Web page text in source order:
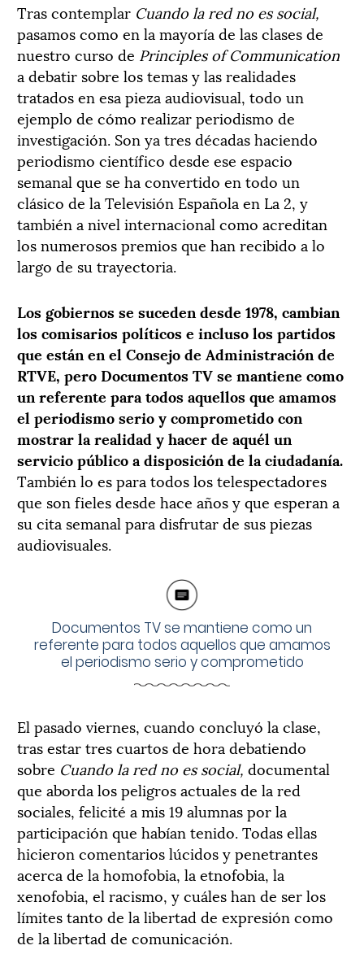
Tras contemplar Cuando la red no es social,
pasamos como en la mayoría de las clases de
nuestro curso de Principles of Communication
a debatir sobre los temas y las realidades
tratados en esa pieza audiovisual, todo un
ejemplo de cómo realizar periodismo de
investigación. Son ya tres décadas haciendo
periodismo científico desde ese espacio
semanal que se ha convertido en todo un
clásico de la Televisión Española en La 2, y
también a nivel internacional como acreditan
los numerosos premios que han recibido a lo
largo de su trayectoria.
Los gobiernos se suceden desde 1978, cambian
los comisarios políticos e incluso los partidos
que están en el Consejo de Administración de
RTVE, pero Documentos TV se mantiene como
un referente para todos aquellos que amamos
el periodismo serio y comprometido con
mostrar la realidad y hacer de aquél un
servicio público a disposición de la ciudadanía.
También lo es para todos los telespectadores
que son fieles desde hace años y que esperan a
su cita semanal para disfrutar de sus piezas
audiovisuales.
Documentos TV se mantiene como un
referente para todos aquellos que amamos
el periodismo serio y comprometido
El pasado viernes, cuando concluyó la clase,
tras estar tres cuartos de hora debatiendo
sobre Cuando la red no es social, documental
que aborda los peligros actuales de la red
sociales, felicité a mis 19 alumnas por la
participación que habían tenido. Todas ellas
hicieron comentarios lúcidos y penetrantes
acerca de la homofobia, la etnofobia, la
xenofobia, el racismo, y cuáles han de ser los
límites tanto de la libertad de expresión como
de la libertad de comunicación.